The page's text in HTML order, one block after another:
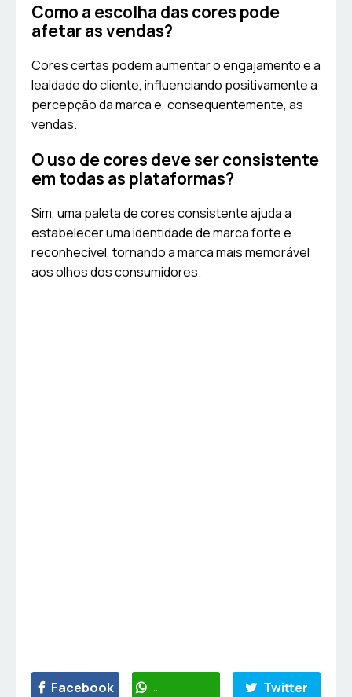
Como a escolha das cores pode
afetar as vendas?
Cores certas podem aumentar o engajamento e a
lealdade do cliente, influenciando positivamente a
percepção da marca e, consequentemente, as
vendas.
O uso de cores deve ser consistente
em todas as plataformas?
Sim, uma paleta de cores consistente ajuda a
estabelecer uma identidade de marca forte e
reconhecível, tornando a marca mais memorável
aos olhos dos consumidores.
Facebook WhatsApp Twitter